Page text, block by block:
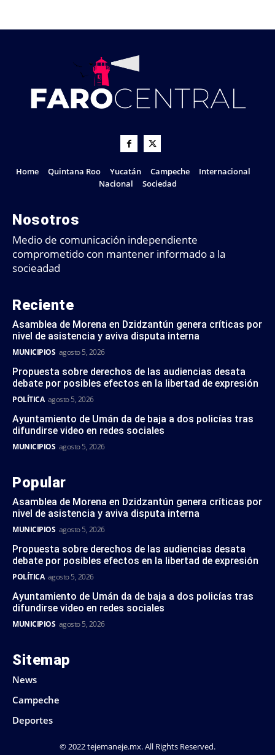
Home Quintana Roo Yucatán Campeche
Internacional
Nacional
Sociedad
Nosotros
Medio de comunicación independiente
comprometido con mantener informado a la
socieadad
Reciente
Asamblea de Morena en Dzidzantún genera críticas por
nivel de asistencia y aviva disputa interna
MUNICIPIOS agosto 5, 2026
Propuesta sobre derechos de las audiencias desata
debate por posibles efectos en la libertad de expresión
POLÍTICA agosto 5, 2026
Ayuntamiento de Umán da de baja a dos policías tras
difundirse video en redes sociales
MUNICIPIOS agosto 5, 2026
Popular
Asamblea de Morena en Dzidzantún genera críticas por
nivel de asistencia y aviva disputa interna
MUNICIPIOS agosto 5, 2026
Propuesta sobre derechos de las audiencias desata
debate por posibles efectos en la libertad de expresión
POLÍTICA agosto 5, 2026
Ayuntamiento de Umán da de baja a dos policías tras
difundirse video en redes sociales
MUNICIPIOS agosto 5, 2026
Sitemap
News
Campeche
Deportes
© 2022 tejemaneje.mx. All Rights Reserved.